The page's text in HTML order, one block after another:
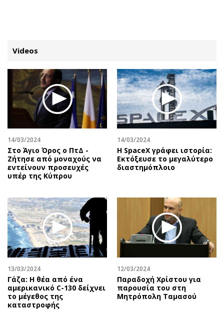
ΚΑΤΗΓΟΡΙΕΣ ΣΥΝΔΕΣΗ
Κύπρος
Παιδεία
Υγεία
Πολιτική
Βουλευτικές 2026
Εκλογές 2024
Δημοσκοπήσεις
Διπλωματία
Αθλητισμός
Κύπρος
Διεθνή
Κληρώσεις Allwyn
Οικονομική
Απόψεις
Αρθρογραφία
The Hill
Υγεία
Αγγελίες
Ζητούν εργασία
Θέσεις εργασίας
Geek
Social
Αυτοκίνηση
Videos
14/03/2024
Στο Άγιο Όρος ο ΠτΔ -
Ζήτησε από μοναχούς να
εντείνουν προσευχές
υπέρ της Κύπρου
14/03/2024
Η SpaceX γράφει ιστορία:
Εκτόξευσε το μεγαλύτερο
διαστημόπλοιο
13/03/2024
Γάζα: Η θέα από ένα
αμερικανικό C-130 δείχνει
το μέγεθος της
καταστροφής
12/03/2024
Παραδοχή Χρίστου για
παρουσία του στη
Μητρόπολη Ταμασού